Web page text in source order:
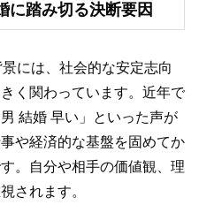
に踏み切る決断要因
には、社会的な安定志向
く関わっています。近年で
結婚 早い」といった声が
や経済的な基盤を固めてか
。自分や相手の価値観、理
されます。